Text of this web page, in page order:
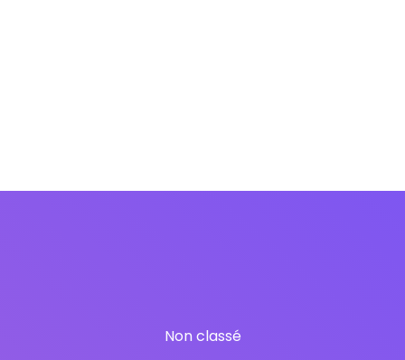
Non classé